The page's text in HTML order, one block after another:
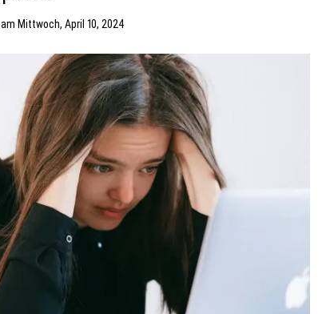
am Mittwoch, April 10, 2024